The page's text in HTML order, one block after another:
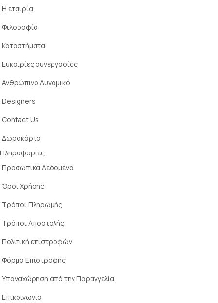
Η εταιρία
Φιλοσοφία
Καταστήματα
Ευκαιρίες συνεργασίας
Ανθρώπινο Δυναμικό
Designers
Contact Us
Δωροκάρτα
Πληροφορίες
Προσωπικά Δεδομένα
Όροι Χρήσης
Τρόποι Πληρωμής
Τρόποι Αποστολής
Πολιτική επιστροφών
Φόρμα Επιστροφής
Υπαναχώρηση από την Παραγγελία
Επικοινωνία